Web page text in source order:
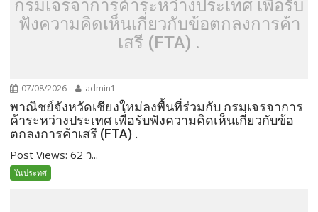
กรมเจรจาการค้าระหว่างประเทศ เพื่อรับ
ฟังความคิดเห็นเกี่ยวกับข้อตกลงการค้า
เสรี (FTA) .
07/08/2026 admin1
พาณิชย์จังหวัดเชียงใหม่ลงพื้นที่ร่วมกับ กรมเจรจาการ
ค้าระหว่างประเทศ เพื่อรับฟังความคิดเห็นเกี่ยวกับข้อ
ตกลงการค้าเสรี (FTA) .
Post Views: 62 ว...
ในประทศ